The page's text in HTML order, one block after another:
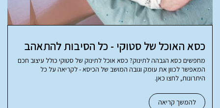
כסא האוכל של סטוקי - כל הסיבות להתאהב
מחפשים כסא הגבהה לתינוק? כסא אוכל לתינוק של סטוקי כולל עיצוב חכם
המאפשר לכוון את עומק וגובה המושב של הכיסא - לקריאה על כל
היתרונות, לחצו כאן.
להמשך קריאה